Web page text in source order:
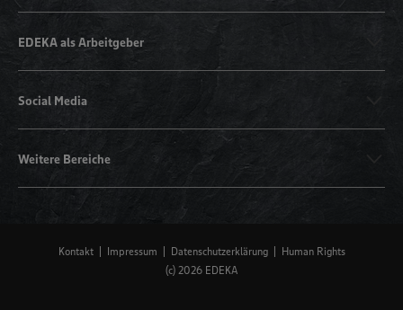
EDEKA als Arbeitgeber
Social Media
Weitere Bereiche
Kontakt Impressum Datenschutzerklärung
Human Rights
(c) 2026 EDEKA